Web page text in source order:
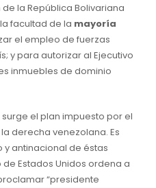
la República Bolivariana
facultad de la mayoría
el empleo de fuerzas
y para autorizar al Ejecutivo
inmuebles de dominio
el plan impuesto por el
derecha venezolana. Es
antinacional de éstas
Estados Unidos ordena a
“presidente